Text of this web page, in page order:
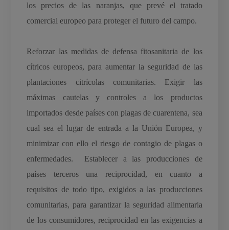
los precios de las naranjas, que prevé el tratado
comercial europeo para proteger el futuro del campo.
Reforzar las medidas de defensa fitosanitaria de los
cítricos europeos, para aumentar la seguridad de las
plantaciones citrícolas comunitarias. Exigir las
máximas cautelas y controles a los productos
importados desde países con plagas de cuarentena, sea
cual sea el lugar de entrada a la Unión Europea, y
minimizar con ello el riesgo de contagio de plagas o
enfermedades. Establecer a las producciones de
países terceros una reciprocidad, en cuanto a
requisitos de todo tipo, exigidos a las producciones
comunitarias, para garantizar la seguridad alimentaria
de los consumidores, reciprocidad en las exigencias a